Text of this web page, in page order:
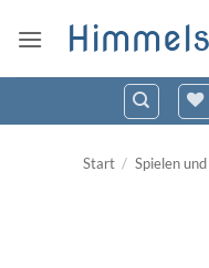
Inhalt
Start / Spielen